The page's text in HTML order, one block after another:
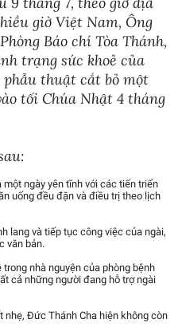
giờ Việt Nam, Ông
Báo chí Tòa Thánh,
trạng sức khoẻ của
thuật cắt bỏ một
tối Chúa Nhật 4 tháng
ngày yên tĩnh với các tiến triển
uống đều đặn và điều trị theo lịch
lang và tiếp tục công việc của ngài,
văn bản.
nhà nguyện của phòng bệnh
cả những người đang hỗ trợ ngài
nhẹ, Đức Thánh Cha hiện không còn